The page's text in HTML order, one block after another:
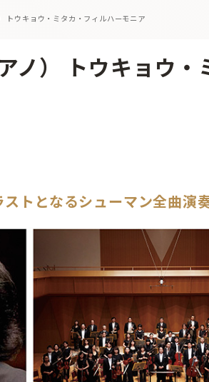
古楽とその先と オーケストラの楽
現場のプロが推す！間違いないオーケス
無料ライブ配信スケジュール 有料
さ た な
トウキョウ・ミタカ・フィルハーモニア
ノ） トウキョウ・
トとなるシューマン全曲演